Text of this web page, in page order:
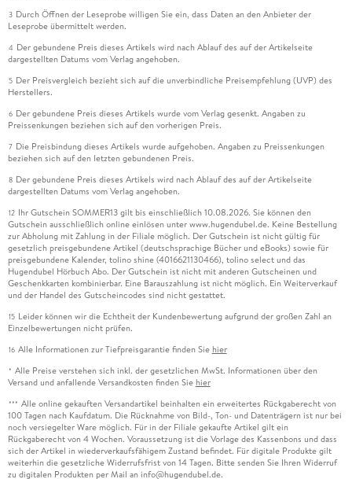
3 Durch Öffnen der Leseprobe willigen Sie ein, dass Daten an den Anbieter der
Leseprobe übermittelt werden.
4 Der gebundene Preis dieses Artikels wird nach Ablauf des auf der Artikelseite
dargestellten Datums vom Verlag angehoben.
5 Der Preisvergleich bezieht sich auf die unverbindliche Preisempfehlung (UVP) des
Herstellers.
6 Der gebundene Preis dieses Artikels wurde vom Verlag gesenkt. Angaben zu
Preissenkungen beziehen sich auf den vorherigen Preis.
7 Die Preisbindung dieses Artikels wurde aufgehoben. Angaben zu Preissenkungen
beziehen sich auf den letzten gebundenen Preis.
8 Der gebundene Preis dieses Artikels wird nach Ablauf des auf der Artikelseite
dargestellten Datums vom Verlag angehoben.
12 Ihr Gutschein SOMMER13 gilt bis einschließlich 10.08.2026. Sie können den
Gutschein ausschließlich online einlösen unter www.hugendubel.de. Keine Bestellung
zur Abholung mit Zahlung in der Filiale möglich. Der Gutschein ist nicht gültig für
gesetzlich preisgebundene Artikel (deutschsprachige Bücher und eBooks) sowie für
preisgebundene Kalender, tolino shine (4016621130466), tolino select und das
Hugendubel Hörbuch Abo. Der Gutschein ist nicht mit anderen Gutscheinen und
Geschenkkarten kombinierbar. Eine Barauszahlung ist nicht möglich. Ein Weiterverkauf
und der Handel des Gutscheincodes sind nicht gestattet.
15 Leider können wir die Echtheit der Kundenbewertung aufgrund der großen Zahl an
Einzelbewertungen nicht prüfen.
16 Alle Informationen zur Tiefpreisgarantie finden Sie hier
* Alle Preise verstehen sich inkl. der gesetzlichen MwSt. Informationen über den
Versand und anfallende Versandkosten finden Sie hier
*** Alle online gekauften Versandartikel beinhalten ein erweitertes Rückgaberecht von
100 Tagen nach Kaufdatum. Die Rücknahme von Bild-, Ton- und Datenträgern ist nur bei
noch versiegelter Ware möglich. Für in der Filiale gekaufte Artikel gilt ein
Rückgaberecht von 4 Wochen. Voraussetzung ist die Vorlage des Kassenbons und dass
sich der Artikel in wiederverkaufsfähigem Zustand befindet. Für digitale Produkte gilt
weiterhin die gesetzliche Widerrufsfrist von 14 Tagen. Bitte senden Sie Ihren Widerruf
zu digitalen Produkten per Mail an info@hugendubel.de.